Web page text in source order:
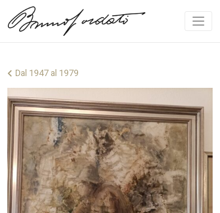
Vai al contenuto
Dal 1947 al 1979